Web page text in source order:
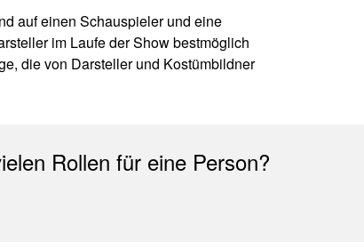
auf einen Schauspieler und eine
im Laufe der Show bestmöglich
die von Darsteller und Kostümbildner
Rollen für eine Person?